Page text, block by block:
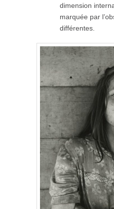
dimension
marquée par
différentes.